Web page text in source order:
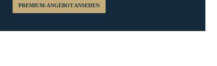
PREMIUM-ANGEBOT ANSEHEN